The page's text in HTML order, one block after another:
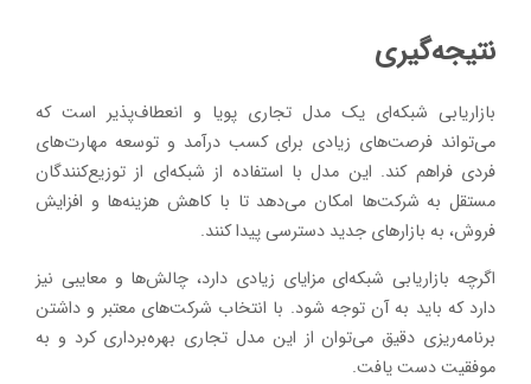
نتیجه‌گیری
بازاریابی شبکه‌ای یک مدل تجاری پویا و انعطاف‌پذیر است که
می‌تواند فرصت‌های زیادی برای کسب درآمد و توسعه مهارت‌های
فردی فراهم کند. این مدل با استفاده از شبکه‌ای از توزیع‌کنندگان
مستقل به شرکت‌ها امکان می‌دهد تا با کاهش هزینه‌ها و افزایش
فروش، به بازارهای جدید دسترسی پیدا کنند.
اگرچه بازاریابی شبکه‌ای مزایای زیادی دارد، چالش‌ها و معایبی نیز
دارد که باید به آن توجه شود. با انتخاب شرکت‌های معتبر و داشتن
برنامه‌ریزی دقیق می‌توان از این مدل تجاری بهره‌برداری کرد و به
موفقیت دست یافت.